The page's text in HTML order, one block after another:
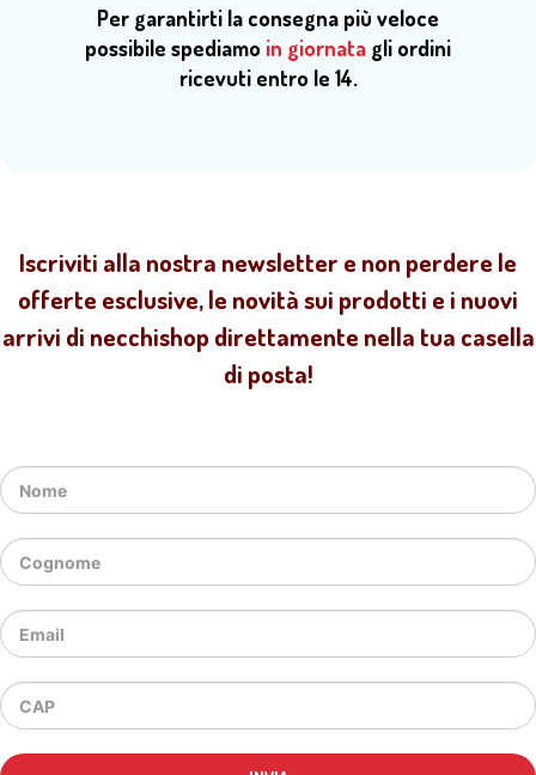
Per garantirti la consegna più veloce
possibile spediamo in giornata gli ordini
ricevuti entro le 14.
Iscriviti alla nostra newsletter e non perdere le
offerte esclusive, le novità sui prodotti e i nuovi
arrivi di necchishop direttamente nella tua casella
di posta!